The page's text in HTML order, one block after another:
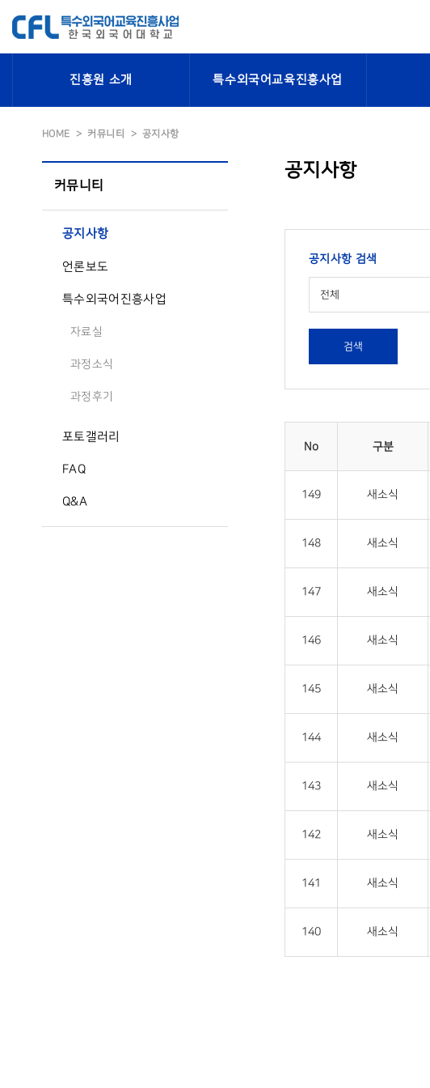
진흥원 소개 특수외국어교육진흥사업
HOME 커뮤니티 공지사항
커뮤니티
공지사항
언론보도
특수외국어진흥사업
자료실
과정소식
과정후기
포토갤러리
FAQ
Q&A
공지사항
공지사항 검색
전체
검색
No 구분
149 새소식
148 새소식
147 새소식
146 새소식
145 새소식
144 새소식
143 새소식
142 새소식
141 새소식
140 새소식